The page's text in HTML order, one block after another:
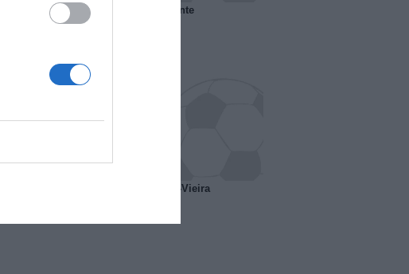
Francia, il Marsiglia senza presidente
A gennaio ipotesi scambio Davids-Vieira